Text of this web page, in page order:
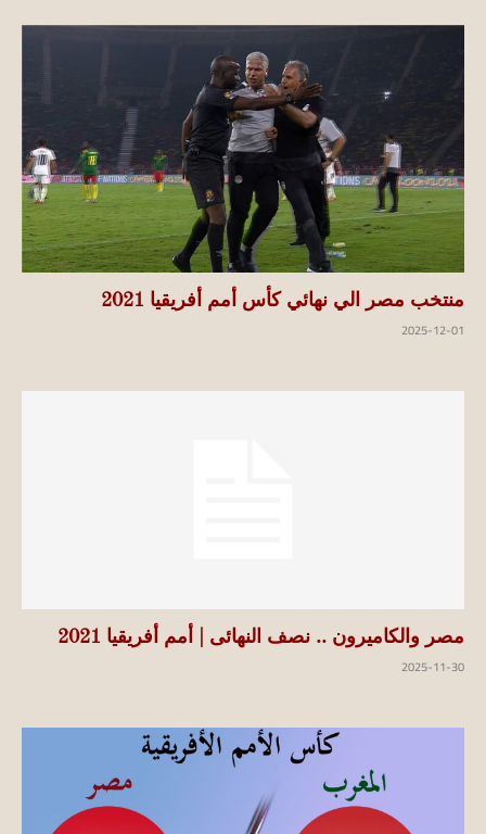
منتخب مصر الي نهائي كأس أمم أفريقيا 2021
2025-12-01
مصر والكاميرون .. نصف النهائى | أمم أفريقيا 2021
2025-11-30